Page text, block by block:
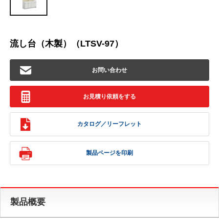
流し台（木製）（LTSV-97）
お問い合わせ
お見積り依頼をする
カタログ／リーフレット
製品ページを印刷
製品概要